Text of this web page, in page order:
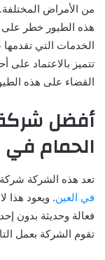
من الأمراض
هذه الطيور خطر على
الخدمات التي
تتميز بالاعتماد على
القضاء على هذه
أفضل
الحمام في
تعد هذه الشركة
في العين. ويعود هذا
فعالة وحديثة بدون
تقوم الشركة بعمل